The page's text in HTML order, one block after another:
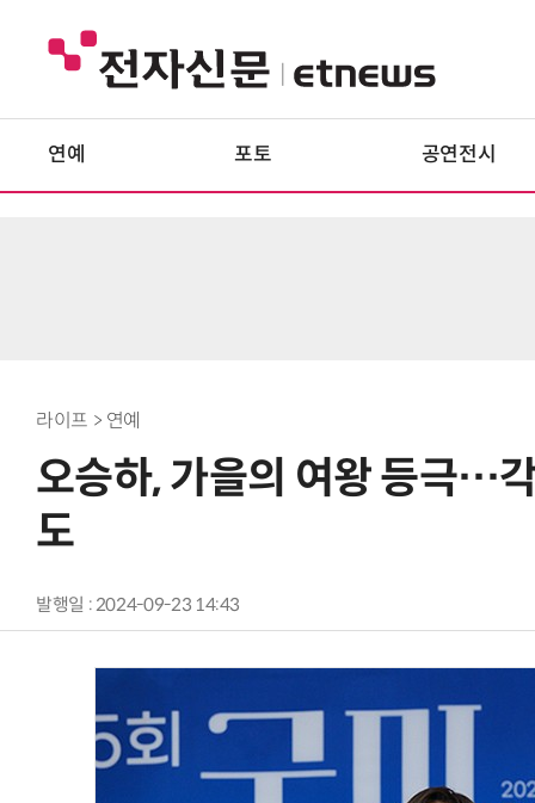
연예 포토 공연전시
라이프 > 연예
오승하, 가을의 여왕 등극…
도
발행일 : 2024-09-23 14:43
AI Native Enterprise를 지원하는 AI Ready Data